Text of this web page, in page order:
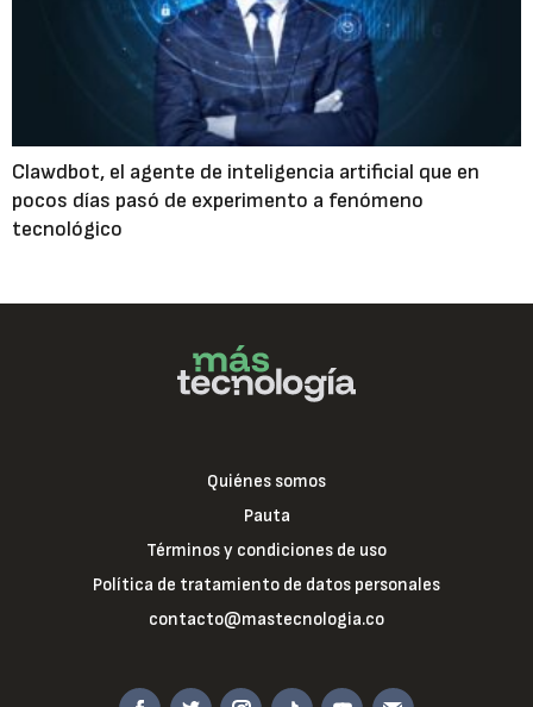
Clawdbot, el agente de inteligencia artificial que en
pocos días pasó de experimento a fenómeno
tecnológico
Quiénes somos
Pauta
Términos y condiciones de uso
Política de tratamiento de datos personales
contacto@mastecnologia.co